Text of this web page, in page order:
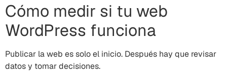
Cómo medir si tu web
WordPress funciona
Publicar la web es solo el inicio. Después hay que revisar
datos y tomar decisiones.